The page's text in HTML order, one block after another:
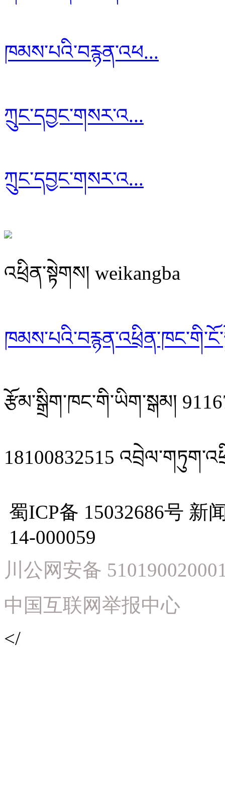
ཁམས་པའི་བརྙན་འཕ...
ཀྲུང་དབྱང་གསར་འ...
ཀྲུང་དབྱང་གསར་འ...
འཕྲིན་སྟེགས། weikangba
རྩོམ་སྒྲིག་ཁང་གི་ཡིག་སྒམ།
18100832515
蜀ICP备 15032686号 新
14-000059
川公网安备
中国互联网举报中心
</